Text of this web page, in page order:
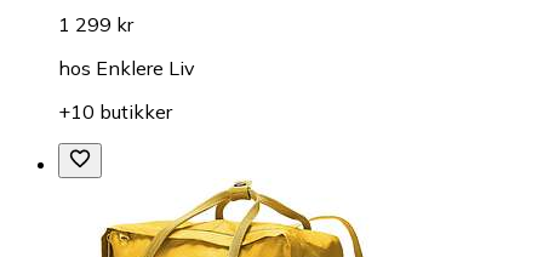
1 299 kr
hos Enklere Liv
+10 butikker